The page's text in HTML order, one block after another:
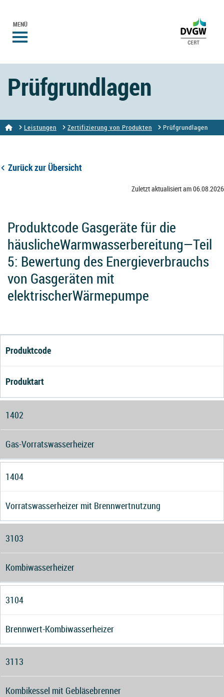
MENÜ
Prüfgrundlagen
Leistungen Zertifizierung von Produkten Prüfgrundlagen
Zurück zur Übersicht
Zuletzt aktualisiert am 06.08.2026
Produktcode Gasgeräte für die
häuslicheWarmwasserbereitung—Teil
5: Bewertung des Energieverbrauchs
von Gasgeräten mit
elektrischerWärmepumpe
Produktcode
Produktart
1402
Gas-Vorratswasserheizer
1404
Vorratswasserheizer mit Brennwertnutzung
3103
Kombiwasserheizer
3104
Brennwert-Kombiwasserheizer
3113
Kombikessel mit Gebläsebrenner